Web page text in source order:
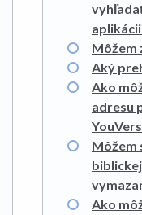
Môžem
Aký
Ako
adresu
Môžem
Ako